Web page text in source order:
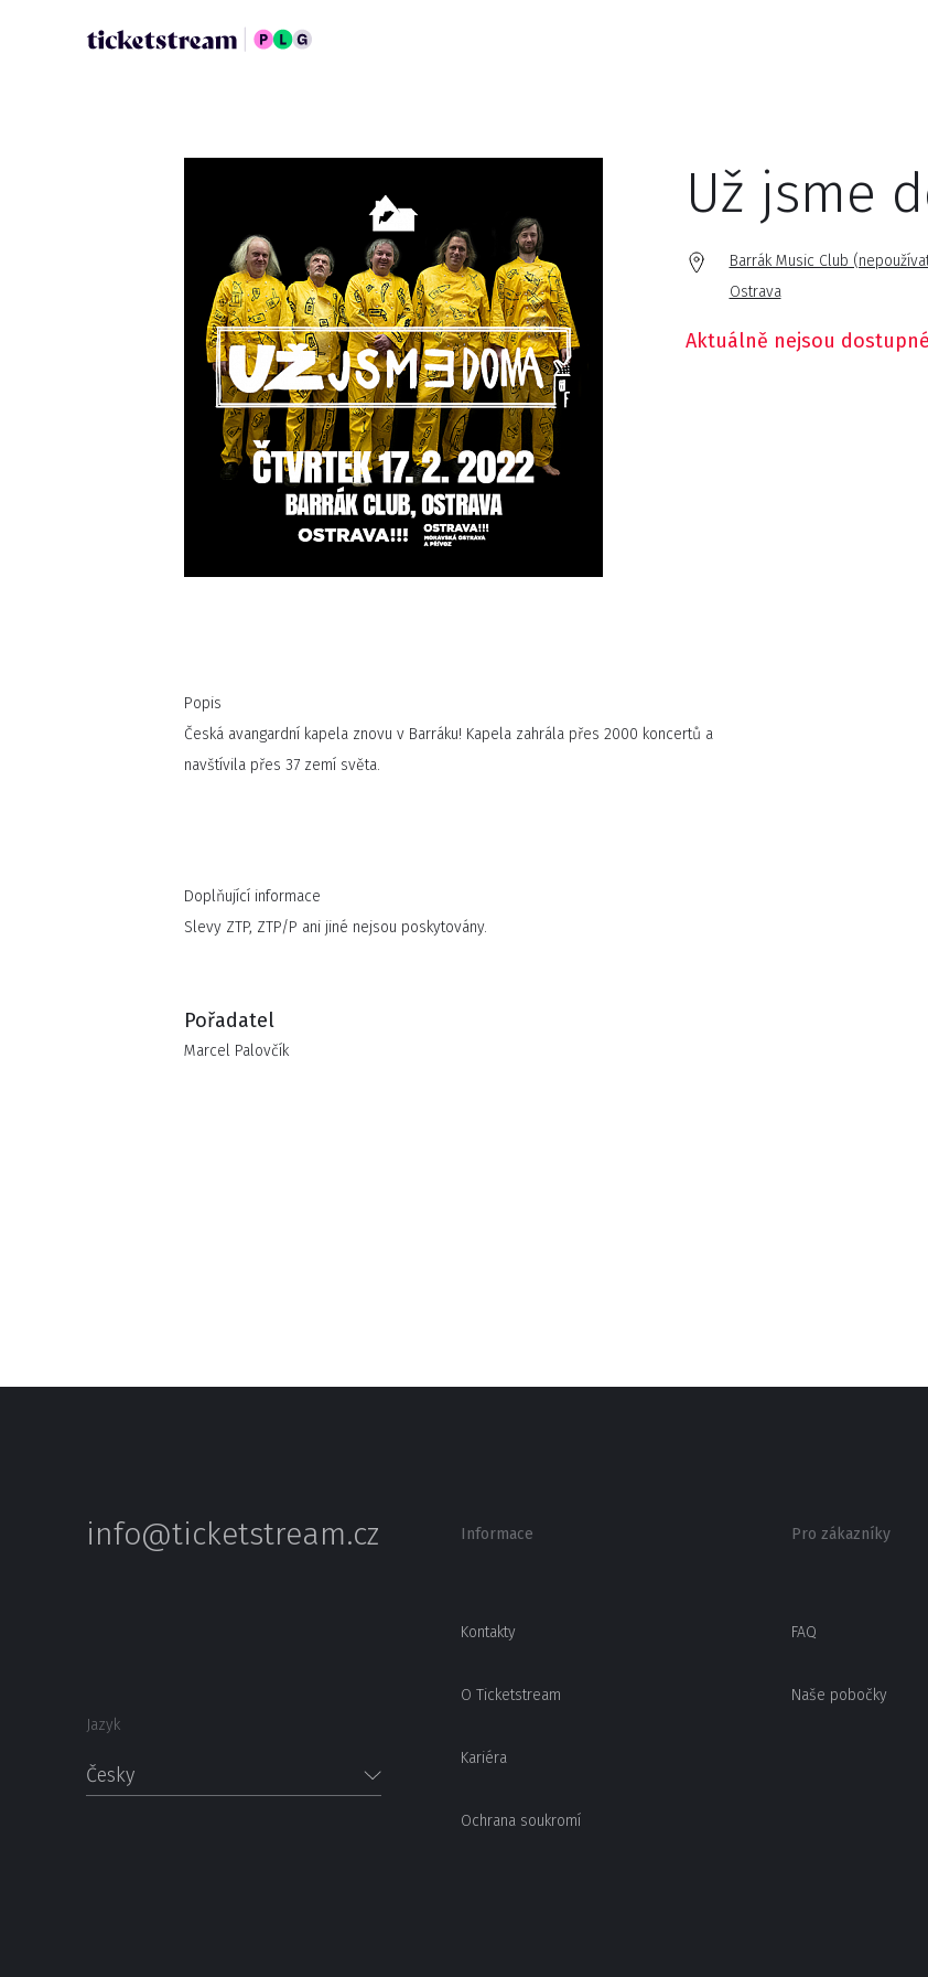
Už jsme
Barrák Music Club
Ostrava
Aktuálně nejsou
Popis
Česká avangardní kapela znovu v Barráku! Kapela zahrála přes 2000 koncertů a
navštívila přes 37 zemí světa.
Doplňující informace
Slevy ZTP, ZTP/P ani jiné nejsou poskytovány.
Pořadatel
Marcel Palovčík
info@ticketstream.cz
Jazyk
Česky
Informace
Kontakty
O Ticketstream
Kariéra
Ochrana soukromí
Pro zákazníky
FAQ
Naše pobočky